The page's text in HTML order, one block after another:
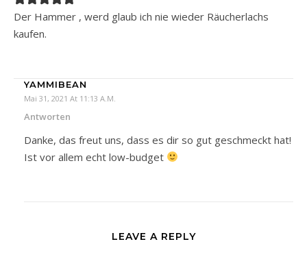
Der Hammer , werd glaub ich nie wieder Räucherlachs
kaufen.
YAMMIBEAN
Mai 31, 2021 At 11:13 A.m.
Antworten
Danke, das freut uns, dass es dir so gut geschmeckt hat!
Ist vor allem echt low-budget
LEAVE A REPLY